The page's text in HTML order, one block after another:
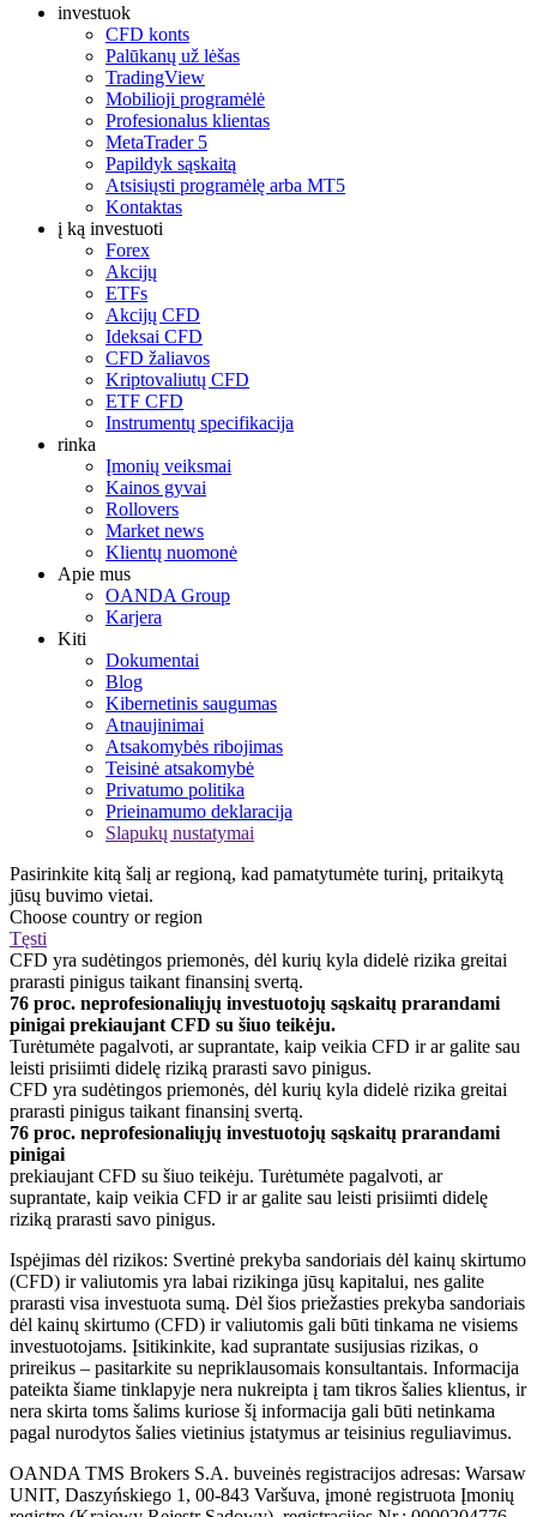
investuok
CFD konts
Palūkanų už lėšas
TradingView
Mobilioji programėlė
Profesionalus klientas
MetaTrader 5
Papildyk sąskaitą
Atsisiųsti programėlę arba MT5
Kontaktas
į ką investuoti
Forex
Akcijų
ETFs
Akcijų CFD
Ideksai CFD
CFD žaliavos
Kriptovaliutų CFD
ETF CFD
Instrumentų specifikacija
rinka
Įmonių veiksmai
Kainos gyvai
Rollovers
Market news
Klientų nuomonė
Apie mus
OANDA Group
Karjera
Kiti
Dokumentai
Blog
Kibernetinis saugumas
Atnaujinimai
Atsakomybės ribojimas
Teisinė atsakomybė
Privatumo politika
Prieinamumo deklaracija
Slapukų nustatymai
Pasirinkite kitą šalį ar regioną, kad pamatytumėte turinį, pritaikytą
jūsų buvimo vietai.
Choose country or region
Tęsti
CFD yra sudėtingos priemonės, dėl kurių kyla didelė rizika greitai
prarasti pinigus taikant finansinį svertą.
76 proc. neprofesionaliųjų investuotojų sąskaitų prarandami
pinigai prekiaujant CFD su šiuo teikėju.
Turėtumėte pagalvoti, ar suprantate, kaip veikia CFD ir ar galite sau
leisti prisiimti didelę riziką prarasti savo pinigus.
CFD yra sudėtingos priemonės, dėl kurių kyla didelė rizika greitai
prarasti pinigus taikant finansinį svertą.
76 proc. neprofesionaliųjų investuotojų sąskaitų prarandami
pinigai
prekiaujant CFD su šiuo teikėju. Turėtumėte pagalvoti, ar
suprantate, kaip veikia CFD ir ar galite sau leisti prisiimti didelę
riziką prarasti savo pinigus.
Ispėjimas dėl rizikos: Svertinė prekyba sandoriais dėl kainų skirtumo
(CFD) ir valiutomis yra labai rizikinga jūsų kapitalui, nes galite
prarasti visa investuota sumą. Dėl šios priežasties prekyba sandoriais
dėl kainų skirtumo (CFD) ir valiutomis gali būti tinkama ne visiems
investuotojams. Įsitikinkite, kad suprantate susijusias rizikas, o
prireikus – pasitarkite su nepriklausomais konsultantais. Informacija
pateikta šiame tinklapyje nera nukreipta į tam tikros šalies klientus, ir
nera skirta toms šalims kuriose šį informacija gali būti netinkama
pagal nurodytos šalies vietinius įstatymus ar teisinius reguliavimus.
OANDA TMS Brokers S.A. buveinės registracijos adresas: Warsaw
UNIT, Daszyńskiego 1, 00-843 Varšuva, įmonė registruota Įmonių